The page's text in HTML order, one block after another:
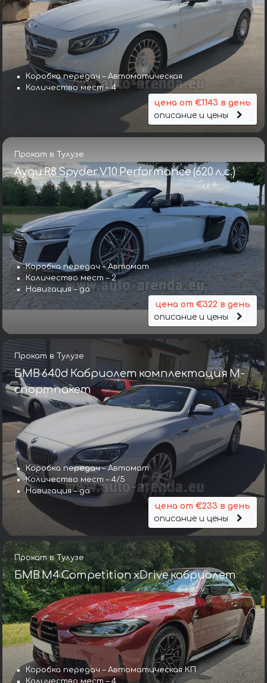
Коробка передач – Автоматическая
Количество мест – 4
цена от €1143 в день
описание и цены
Прокат в Тулузе
Ауди R8 Spyder V10 Performance (620 л.с.)
Коробка передач – Автомат
Количество мест – 2
Навигация – да
цена от €322 в день
описание и цены
Прокат в Тулузе
БМВ 640d Кабриолет комплектация М-
спортпакет
Коробка передач – Автомат
Количество мест – 4/5
Навигация – да
цена от €233 в день
описание и цены
Прокат в Тулузе
БМВ M4 Competition xDrive кабриолет
Коробка передач – Автоматическая КП
Количество мест – 4